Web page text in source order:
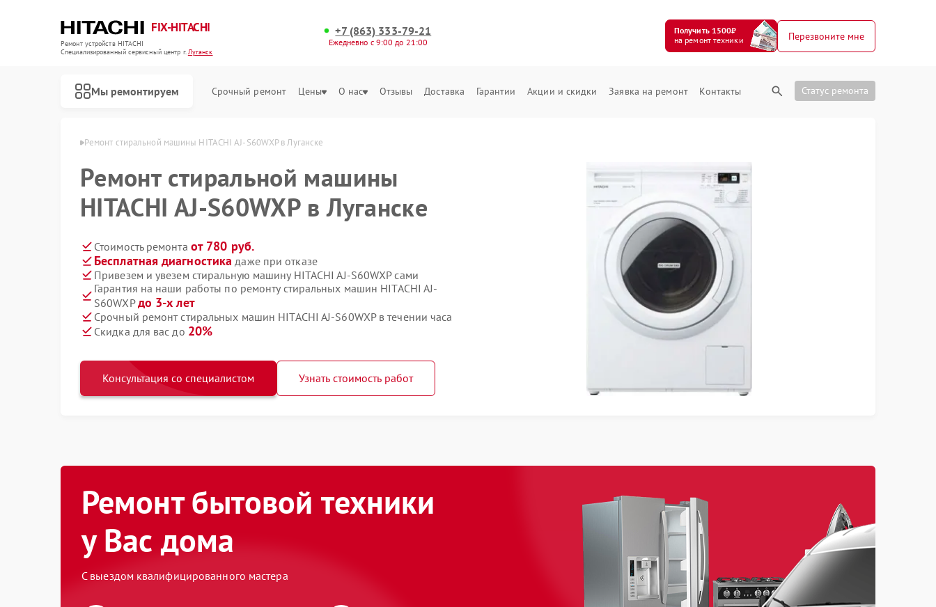
FIX-HITACHI
Ремонт устройств HITACHI
Специализированный cервисный центр г.Луганск
+7 (863) 333-79-21
Ежедневно с 9:00 до 21:00
Получить 1500₽
на ремонт техники
Перезвоните мне
Мы ремонтируем Срочный ремонт Цены О нас Отзывы Доставка Гарантии Акции и скидки Заявка на ремонт Контакты Статус ремонта
Ремонт стиральной машины HITACHI AJ-S60WXP в Луганске
Ремонт стиральной машины
HITACHI AJ-S60WXP в Луганске
Стоимость ремонта от 780 руб.
Бесплатная диагностика даже при отказе
Привезем и увезем стиральную машину HITACHI AJ-S60WXP сами
Гарантия на наши работы по ремонту стиральных машин HITACHI AJ-
S60WXPдо 3-х лет
Срочный ремонт стиральных машин HITACHI AJ-S60WXP в течении часа
Скидка для вас до 20%
Консультация со специалистом Узнать стоимость работ
Ремонт бытовой техники
у Вас дома
С выездом квалифицированного мастера